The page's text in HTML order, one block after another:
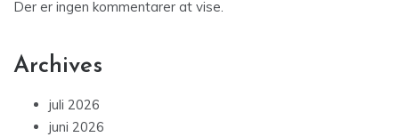
Der er ingen kommentarer at vise.
Archives
juli 2026
juni 2026